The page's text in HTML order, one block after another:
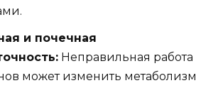
и почечная
Неправильная работа
может изменить метаболизм